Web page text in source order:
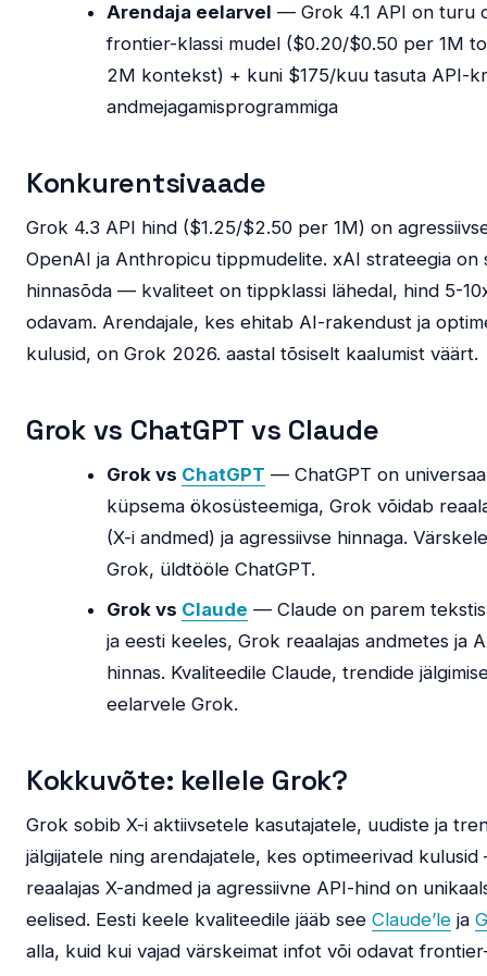
Arendaja eelarvel — Grok 4.1 API on turu
frontier-klassi mudel ($0.20/$0.50 per 1M
2M kontekst) + kuni $175/kuu tasuta API-
andmejagamisprogrammiga
Konkurentsivaade
Grok 4.3 API hind ($1.25/$2.50 per 1M) on
OpenAI ja Anthropicu tippmudelite. xAI strateegia on
hinnasõda — kvaliteet on tippklassi lähedal, hind 5-
odavam. Arendajale, kes ehitab AI-rakendust ja
kulusid, on Grok 2026. aastal tõsiselt kaalumist väärt.
Grok vs ChatGPT vs Claude
Grok vs ChatGPT — ChatGPT on
küpsema ökosüsteemiga, Grok võidab
(X-i andmed) ja agressiivse hinnaga.
Grok, üldtööle ChatGPT.
Grok vs Claude — Claude on parem
ja eesti keeles, Grok reaalajas andmetes ja
hinnas. Kvaliteedile Claude, trendide
eelarvele Grok.
Kokkuvõte: kellele Grok?
Grok sobib X-i aktiivsetele kasutajatele, uudiste ja
jälgijatele ning arendajatele, kes optimeerivad
reaalajas X-andmed ja agressiivne API-hind on
eelised. Eesti keele kvaliteedile jääb see Claude’le ja
alla, kuid kui vajad värskeimat infot või odavat